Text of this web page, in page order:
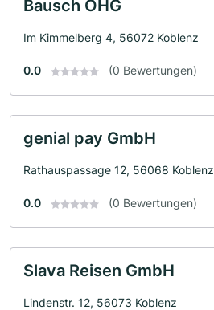
Bausch OHG
Im Kimmelberg 4, 56072 Koblenz
0.0 (0 Bewertungen)
genial pay GmbH
Rathauspassage 12, 56068 Koblenz
0.0 (0 Bewertungen)
Slava Reisen GmbH
Lindenstr. 12, 56073 Koblenz